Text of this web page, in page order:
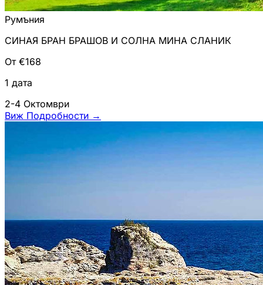
Румъния
СИНАЯ БРАН БРАШОВ И СОЛНА МИНА СЛАНИК
От €168
1 дата
2-4 Октомври
Виж Подробности →